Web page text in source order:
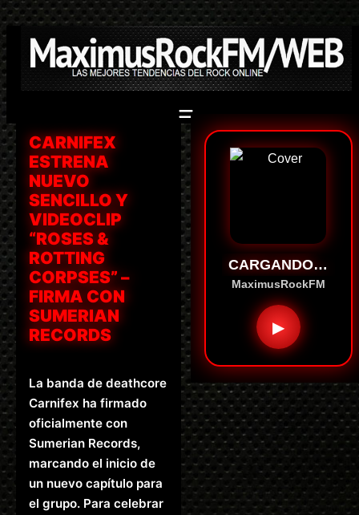
Saltar
al
contenido
CARNIFEX
ESTRENA
NUEVO
SENCILLO Y
VIDEOCLIP
“ROSES &
ROTTING
CORPSES” –
FIRMA CON
SUMERIAN
RECORDS
La banda de deathcore
Carnifex ha firmado
oficialmente con
Sumerian Records,
marcando el inicio de
un nuevo capítulo para
el grupo. Para celebrar
CARGANDO…
MaximusRockFM
▶